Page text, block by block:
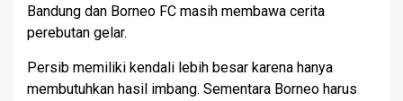
Bandung dan Borneo FC masih membawa cerita
perebutan gelar.
Persib memiliki kendali lebih besar karena hanya
membutuhkan hasil imbang. Sementara Borneo harus